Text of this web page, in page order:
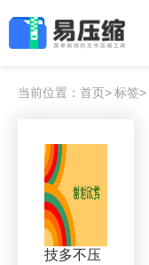
当前位置：首页>标签>
技多不压